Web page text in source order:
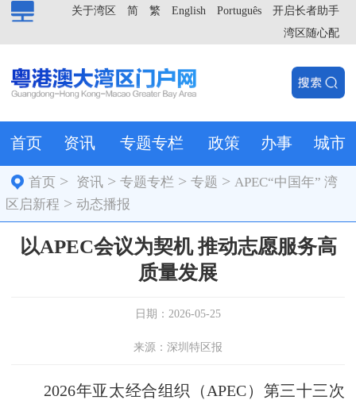
开启长者助手
Português
English
繁
简
关于湾区
湾区随心配
首页 资讯 专题专栏 政策 办事 城市
首页 > 资讯 >专题专栏 >专题 > APEC“中国年” 湾
区启新程 > 动态播报
以APEC会议为契机 推动志愿服务高
质量发展
日期：2026-05-25
来源：深圳特区报
2026年亚太经合组织（APEC）第三十三次